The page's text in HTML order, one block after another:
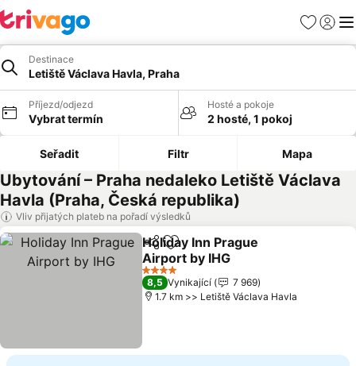
Oblíbené
Destinace
Letiště Václava Havla, Praha
Příjezd/odjezd
Vybrat termín
Hosté a pokoje
2 hosté, 1 pokoj
Seřadit Filtr Mapa
Ubytování – Praha nedaleko Letiště Václava
Havla (Praha, Česká republika)
Vliv přijatých plateb na pořadí výsledků
SdíletPřidat na seznam oblíbených
Holiday Inn Prague
Airport by IHG
Ukázat ceny
4 Počet hvězdiček
8,5 Vynikající
7 969
1.7 km >> Letiště Václava Havla